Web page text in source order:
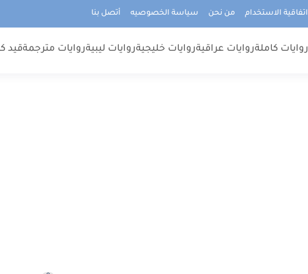
اتفاقية الاستخدام من نحن سياسة الخصوصيه أتصل بنا
روايات كاملةروايات عراقيةروايات خليجيةروايات ليبيةروايات مترجمةقيد